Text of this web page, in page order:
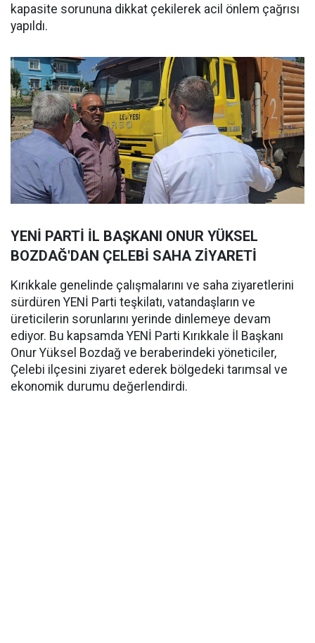
kapasite sorununa dikkat çekilerek acil önlem çağrısı
yapıldı.
YENİ PARTİ İL BAŞKANI ONUR YÜKSEL
BOZDAĞ'DAN ÇELEBİ SAHA ZİYARETİ
Kırıkkale genelinde çalışmalarını ve saha ziyaretlerini
sürdüren YENİ Parti teşkilatı, vatandaşların ve
üreticilerin sorunlarını yerinde dinlemeye devam
ediyor. Bu kapsamda YENİ Parti Kırıkkale İl Başkanı
Onur Yüksel Bozdağ ve beraberindeki yöneticiler,
Çelebi ilçesini ziyaret ederek bölgedeki tarımsal ve
ekonomik durumu değerlendirdi.